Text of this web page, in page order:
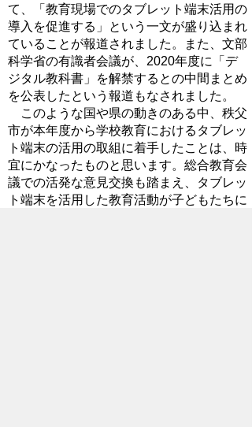
て、「教育現場でのタブレット端末活用の
導入を促進する」という一文が盛り込まれ
ていることが報道されました。また、文部
科学省の有識者会議が、2020年度に「デ
ジタル教科書」を解禁するとの中間まとめ
を公表したという報道もなされました。
このような国や県の動きのある中、秩父
市が本年度から学校教育におけるタブレッ
ト端末の活用の取組に着手したことは、時
宜にかなったものと思います。総合教育会
議での活発な意見交換も踏まえ、タブレッ
ト端末を活用した教育活動が子どもたちに